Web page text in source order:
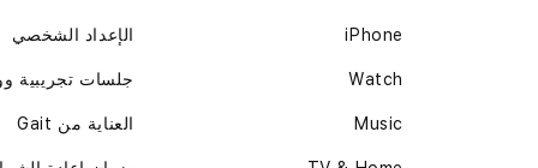
iPhone
Watch
Music
الإعداد الشخصي
جلسات تجريبية
العناية من Gait